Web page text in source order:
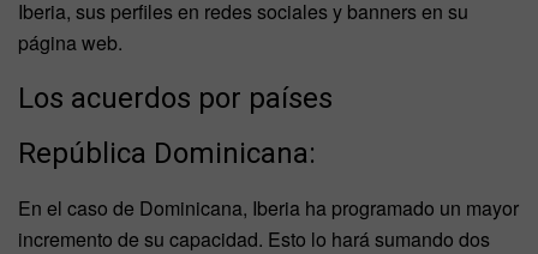
Iberia, sus perfiles en redes sociales y banners en su
página web.
Los acuerdos por países
República Dominicana:
En el caso de Dominicana, Iberia ha programado un mayor
incremento de su capacidad. Esto lo hará sumando dos